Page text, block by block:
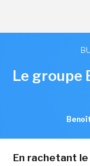
Le groupe
En rachetant